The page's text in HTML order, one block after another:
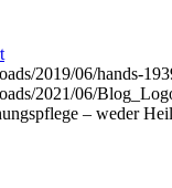
2019/06/hands-
2021/06/
– weder